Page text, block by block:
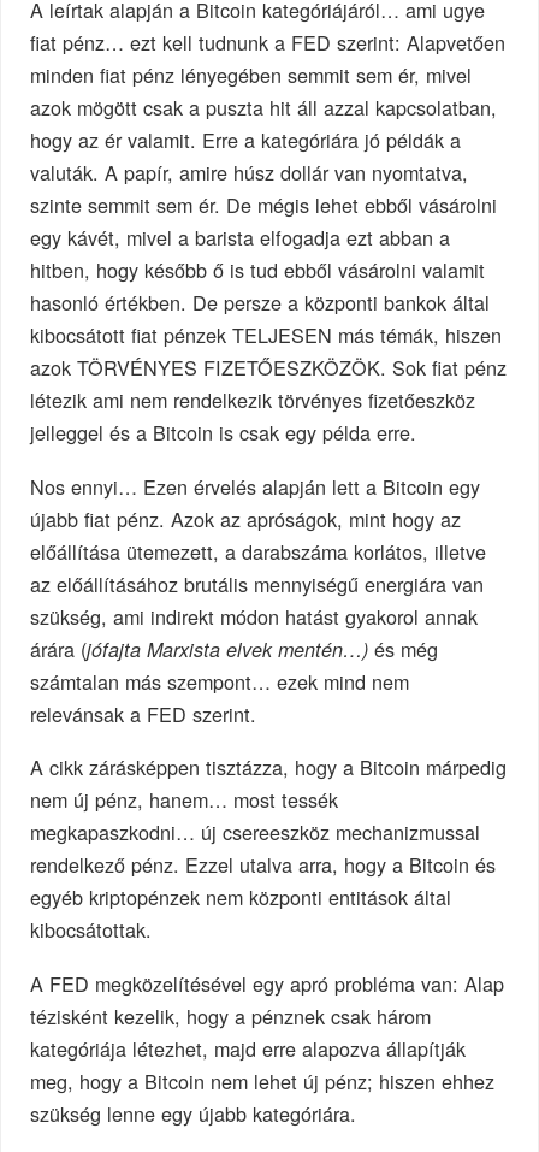
A leírtak alapján a Bitcoin kategóriájáról… ami ugye
fiat pénz… ezt kell tudnunk a FED szerint: Alapvetően
minden fiat pénz lényegében semmit sem ér, mivel
azok mögött csak a puszta hit áll azzal kapcsolatban,
hogy az ér valamit. Erre a kategóriára jó példák a
valuták. A papír, amire húsz dollár van nyomtatva,
szinte semmit sem ér. De mégis lehet ebből vásárolni
egy kávét, mivel a barista elfogadja ezt abban a
hitben, hogy később ő is tud ebből vásárolni valamit
hasonló értékben. De persze a központi bankok által
kibocsátott fiat pénzek TELJESEN más témák, hiszen
azok TÖRVÉNYES FIZETŐESZKÖZÖK. Sok fiat pénz
létezik ami nem rendelkezik törvényes fizetőeszköz
jelleggel és a Bitcoin is csak egy példa erre.
Nos ennyi… Ezen érvelés alapján lett a Bitcoin egy
újabb fiat pénz. Azok az apróságok, mint hogy az
előállítása ütemezett, a darabszáma korlátos, illetve
az előállításához brutális mennyiségű energiára van
szükség, ami indirekt módon hatást gyakorol annak
árára (jófajta Marxista elvek mentén…) és még
számtalan más szempont… ezek mind nem
relevánsak a FED szerint.
A cikk zárásképpen tisztázza, hogy a Bitcoin márpedig
nem új pénz, hanem… most tessék
megkapaszkodni… új csereeszköz mechanizmussal
rendelkező pénz. Ezzel utalva arra, hogy a Bitcoin és
egyéb kriptopénzek nem központi entitások által
kibocsátottak.
A FED megközelítésével egy apró probléma van: Alap
tézisként kezelik, hogy a pénznek csak három
kategóriája létezhet, majd erre alapozva állapítják
meg, hogy a Bitcoin nem lehet új pénz; hiszen ehhez
szükség lenne egy újabb kategóriára.